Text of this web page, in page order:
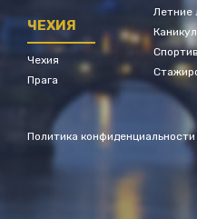
ЧЕХИЯ
Чехия
Прага
Летние
Политика конфиденциальности